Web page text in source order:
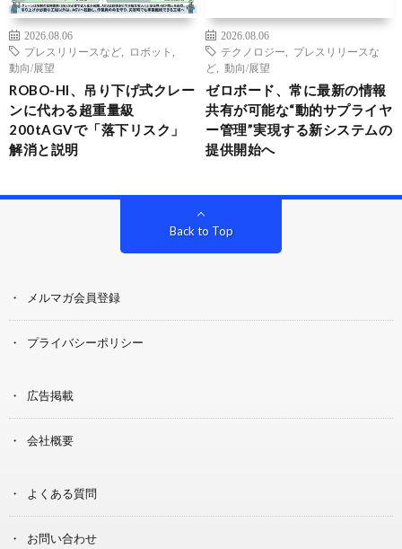
2026.08.06
プレスリリースなど
ロボット
動向/展望
ROBO-HI、吊り下げ式クレー
ンに代わる超重量級
200tAGVで「落下リスク」
解消と説明
2026.08.06
テクノロジー
プレスリリースな
ど
動向/展望
ゼロボード、常に最新の情報
共有が可能な“動的サプライヤ
ー管理”実現する新システムの
提供開始へ
Back to Top
メルマガ会員登録
プライバシーポリシー
広告掲載
会社概要
よくある質問
お問い合わせ